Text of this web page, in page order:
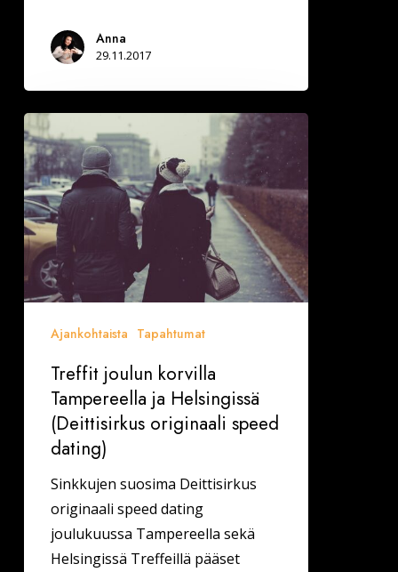
Anna
29.11.2017
Treffit
joulun
korvilla
Tampereella
ja
Helsingissä
(Deittisirkus
originaali
speed
Ajankohtaista Tapahtumat
Treffit joulun korvilla
Tampereella ja Helsingissä
(Deittisirkus originaali speed
dating)
Sinkkujen suosima Deittisirkus
originaali speed dating
joulukuussa Tampereella sekä
Helsingissä Treffeillä pääset